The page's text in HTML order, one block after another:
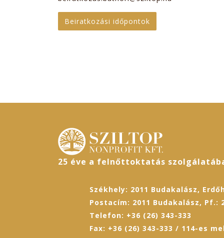
Beiratkozási időpontok
25 éve a felnőttoktatás
Székhely: 2011 Budakalász,
Postacím: 2011 Budakalász, Pf.:
Telefon: +36 (26) 343-333
Fax: +36 (26) 343-333 / 114-es